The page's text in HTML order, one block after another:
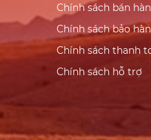
Chính sách bán
Chính sách bảo
Chính sách thanh
Chính sách hỗ trợ